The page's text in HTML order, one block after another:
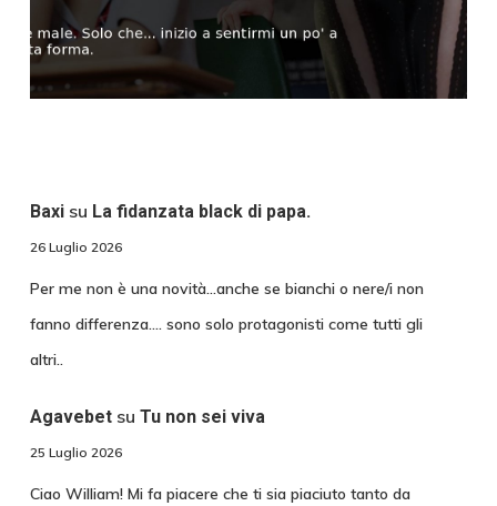
Baxisu La fidanzata black di papa.
26 Luglio 2026
Per me non è una novità...anche se bianchi o nere/i non
fanno differenza.... sono solo protagonisti come tutti gli
altri..
Agavebetsu Tu non sei viva
25 Luglio 2026
Ciao William! Mi fa piacere che ti sia piaciuto tanto da